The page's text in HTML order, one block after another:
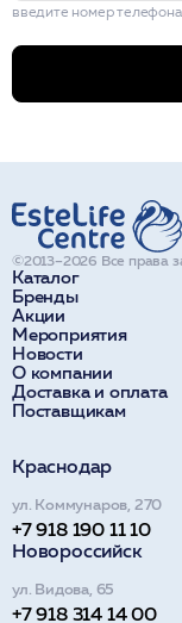
введите номер
Каталог
Бренды
Акции
Мероприятия
Новости
О компании
Доставка и оплата
Поставщикам
©2013–2026 Все права
Краснодар
ул. Коммунаров, 270
+7 918 190 11 10
Новороссийск
ул. Видова, 65
+7 918 314 14 00